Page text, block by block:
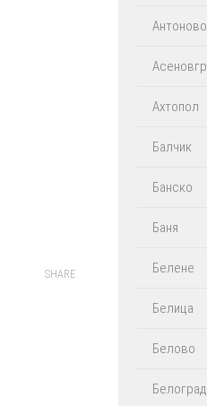
SHARE
Антоново
Ахтопол
Балчик
Банско
Баня
Белене
Белица
Белово